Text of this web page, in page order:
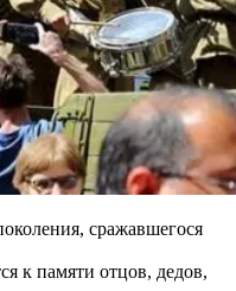
сражавшегося
к памяти отцов, дедов,